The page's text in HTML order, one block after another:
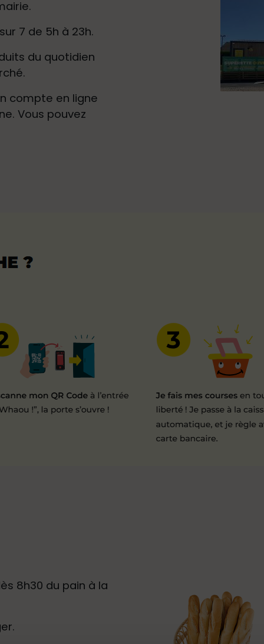
7 de 5h à 23h.
du quotidien
compte en ligne
Vous pouvez
8h30 du pain à la